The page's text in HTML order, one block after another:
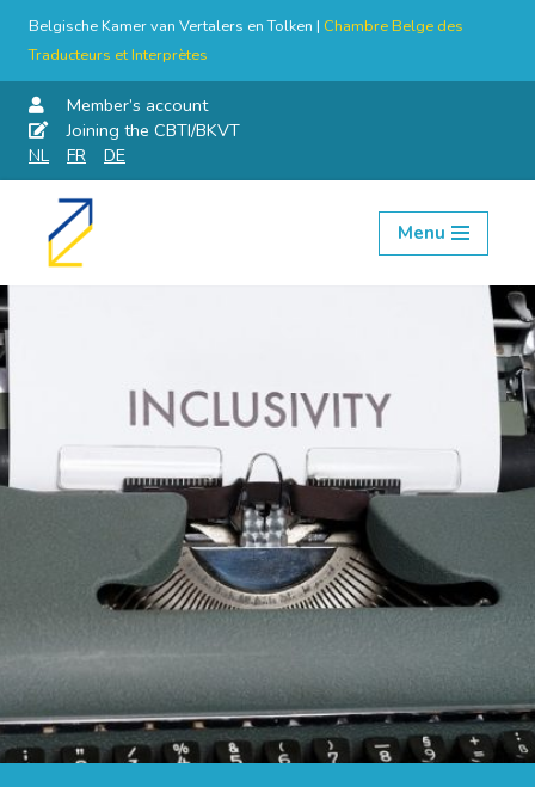
Belgische Kamer van Vertalers en Tolken | Chambre Belge des
Traducteurs et Interprètes
Member’s account
Joining the CBTI/BKVT
NL
FR DE
Skip
Menu